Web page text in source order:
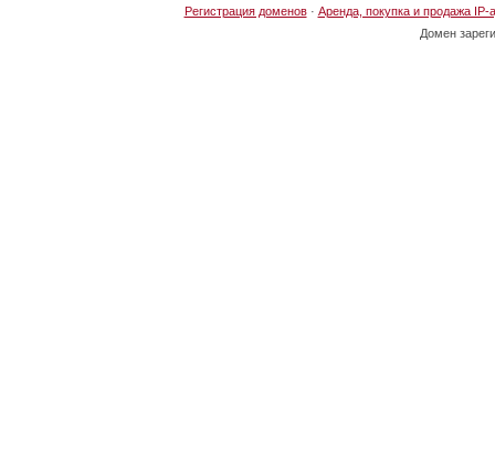
Регистрация доменов· Аренда, покупка и продажа IP-
Домен